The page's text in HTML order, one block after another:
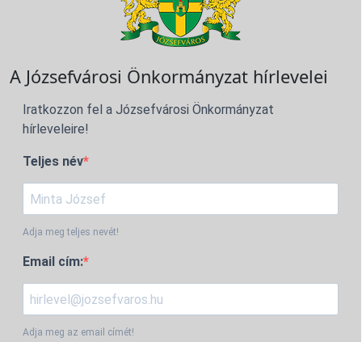
A Józsefvárosi Önkormányzat hírlevelei
Iratkozzon fel a Józsefvárosi Önkormányzat
hírleveleire!
Teljes név
Adja meg teljes nevét!
Email cím:
Adja meg az email címét!